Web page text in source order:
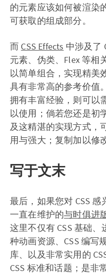
的元素应该如何被渲染
可获取的组成部分。
而 CSS Effects 中涉及了
元素、伪类、Flex 等相
以简单组合，实现精美
具有非常高的参考价值
拥有丰富经验，则可以
以使用；倘若您还是初
及这精湛的实现方式，
用与强大；复制加以修
写于文末
最后，如果您对 CSS
一直在维护的与时俱进
这里不仅有 CSS 基础
种动画资源、CSS 编写
库、以及非常实用的
CSS 标准和话题；是非